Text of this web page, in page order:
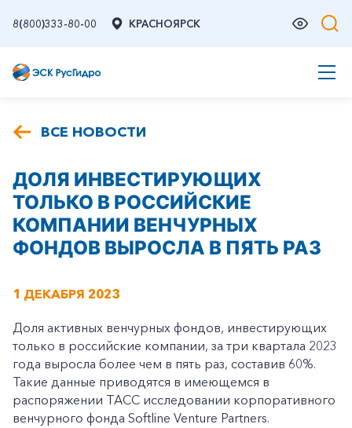
8(800)333-80-00 КРАСНОЯРСК
ВСЕ НОВОСТИ
ДОЛЯ ИНВЕСТИРУЮЩИХ
ТОЛЬКО В РОССИЙСКИЕ
КОМПАНИИ ВЕНЧУРНЫХ
ФОНДОВ ВЫРОСЛА В ПЯТЬ РАЗ
1 ДЕКАБРЯ 2023
Доля активных венчурных фондов, инвестирующих
только в российские компании, за три квартала 2023
года выросла более чем в пять раз, составив 60%.
Такие данные приводятся в имеющемся в
распоряжении ТАСС исследовании корпоративного
венчурного фонда Softline Venture Partners.